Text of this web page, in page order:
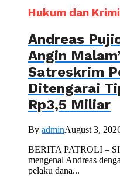
Hukum dan
Andreas
Angin
Satreskrim
Ditengarai
Rp3,5 Miliar
By adminAugust 3,
BERITA PATROLI –
mengenal Andreas
pelaku dana...